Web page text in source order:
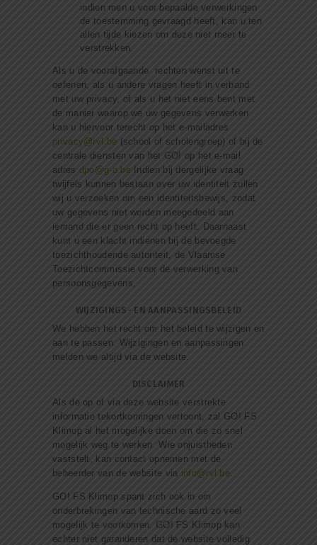
indien men u voor bepaalde verwerkingen
de toestemming gevraagd heeft, kan u ten
allen tijde kiezen om deze niet meer te
verstrekken.
Als u de voorafgaande rechten wenst uit te
oefenen, als u andere vragen heeft in verband
met uw privacy, of als u het niet eens bent met
de manier waarop we uw gegevens verwerken
kan u hiervoor terecht op het e-mailadres
privacy@rvl.be (school of scholengroep) of bij de
centrale diensten van het GO! op het e-mail
adres dpo@g-o.beIndien bij dergelijke vraag
twijfels kunnen bestaan over uw identiteit zullen
wij u verzoeken om een identiteitsbewijs, zodat
uw gegevens niet worden meegedeeld aan
iemand die er geen recht op heeft. Daarnaast
kunt u een klacht indienen bij de bevoegde
toezichthoudende autoriteit, de Vlaamse
Toezichtcommissie voor de verwerking van
persoonsgegevens,
WIJZIGINGS- EN AANPASSINGSBELEID
We hebben het recht om het beleid te wijzigen en
aan te passen. Wijzigingen en aanpassingen
melden we altijd via de website.
DISCLAIMER
Als de op of via deze website verstrekte
informatie tekortkomingen vertoont, zal GO! FS
Klimop al het mogelijke doen om die zo snel
mogelijk weg te werken. Wie onjuistheden
vaststelt, kan contact opnemen met de
beheerder van de website via info@rvl.be
GO! FS Klimop spant zich ook in om
onderbrekingen van technische aard zo veel
mogelijk te voorkomen. GO! FS Klimop kan
echter niet garanderen dat de website volledig